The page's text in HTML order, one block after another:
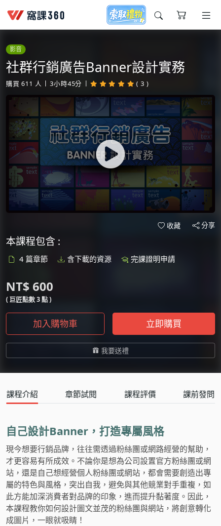
今天想要學什麼?
窩課推薦給您
影音
社群行銷廣告Banner設計實務
購買 611 人 3小時45分 ( 3 )
收藏 分享
本課程包含 :
4 篇章節 含下載的資源 完課證明申請
NT$ 600
( 巨匠點數 3 點 )
加入購物車 立即購買
我要送禮
課程介紹 章節試閱 課程評價 課前發問
自己設計Banner，打造專屬風格
現今想要行銷品牌，往往需透過粉絲團或網路經營的幫助，
才更容易有所成效。不論你是想為公司設置官方粉絲團或網
站，還是自己想經營個人粉絲團或網站，都會需要創造出專
屬的特色與風格，突出自我，避免與其他競業對手重複，如
此方能加深消費者對品牌的印象，進而提升黏著度。因此，
本課程教你如何設計圖文並茂的粉絲團與網站，將創意轉化
成圖片，一眼就吸睛！